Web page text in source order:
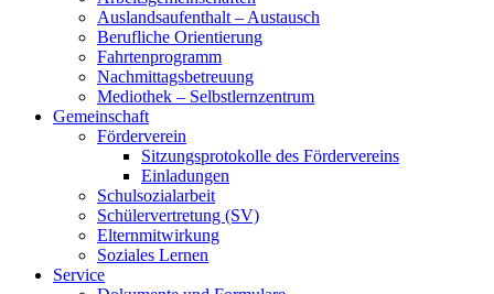
Auslandsaufenthalt – Austausch
Berufliche Orientierung
Fahrtenprogramm
Nachmittagsbetreuung
Mediothek – Selbstlernzentrum
Gemeinschaft
Förderverein
Sitzungsprotokolle des Fördervereins
Einladungen
Schulsozialarbeit
Schülervertretung (SV)
Elternmitwirkung
Soziales Lernen
Service